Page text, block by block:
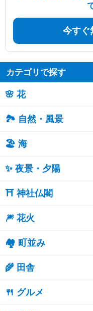
今すぐ
カテゴリで探す
🌸 花
🏞️ 自然・風景
🏖 海
✨ 夜景・夕陽
⛩ 神社仏閣
🎆 花火
🏘 町並み
🌾 田舎
🍴 グルメ